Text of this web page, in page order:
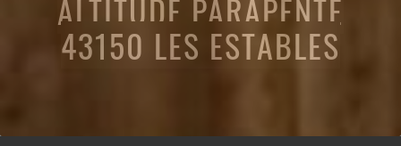
ALTITUDE PARAPENTE
43150 LES ESTABLES